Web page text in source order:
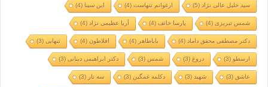
سید خلیل عالی نژاد(5) ارغوانم تنهاست(4) ابن سینا (4)
شمس تبریزی(4) پارسا خائف(4) آریا عظیمی نژاد(4)
دکتر مصطفی محقق داماد(4) باباطاهر (4) افلاطون(4) تنهایی(3)
ارسطو (3) دروغ(3) شمس(3) دکتر ابراهیمی دینانی(3)
عاشق(3) شهید(3) دکلمه غمگین(3) سه تار (3)